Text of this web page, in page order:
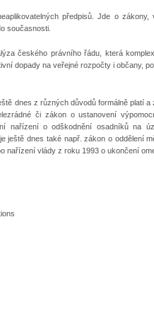
předpisů. Jde o
současnosti.
českého právního řádu, která
dopady na veřejné rozpočty i občany,
dnes z různých důvodů formálně platí
či zákon o ustanovení
o odškodnění osadníků na
ještě dnes také např. zákon o oddělení
nařízení vlády z roku 1993 o ukončení